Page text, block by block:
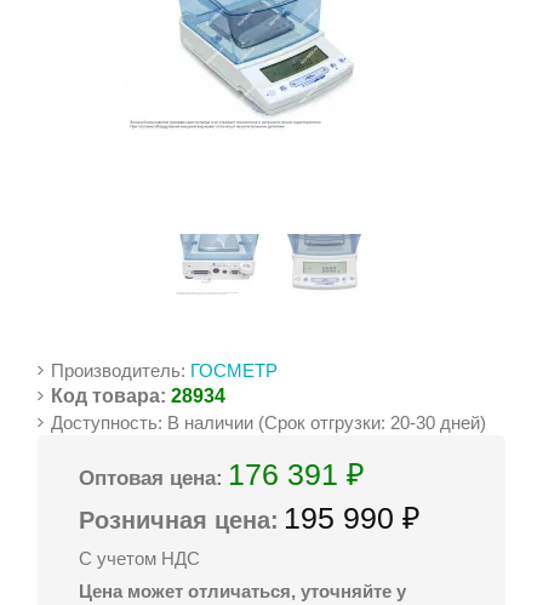
Производитель: ГОСМЕТР
Код товара: 28934
Доступность: В наличии (Срок отгрузки: 20-30 дней)
Оптовая цена: 176 391 ₽
Розничная цена: 195 990 ₽
С учетом НДС
Цена может отличаться, уточняйте у